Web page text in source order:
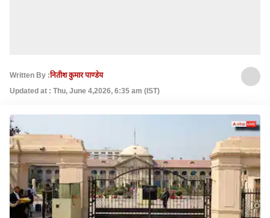
Written By :नितीश कुमार पाण्डेय
Updated at : Thu, June 4,2026, 6:35 am (IST)